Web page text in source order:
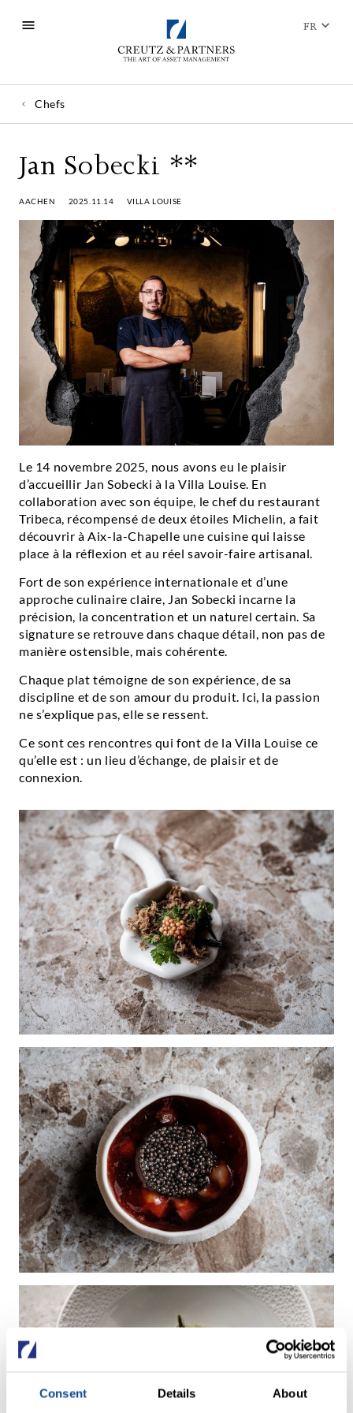
Consent Details About
FR
Chefs
Jan Sobecki **
AACHEN 2025.11.14 VILLA LOUISE
Le 14 novembre 2025, nous avons eu le plaisir
d’accueillir Jan Sobecki à la Villa Louise. En
collaboration avec son équipe, le chef du restaurant
Tribeca, récompensé de deux étoiles Michelin, a fait
découvrir à Aix-la-Chapelle une cuisine qui laisse
place à la réflexion et au réel savoir-faire artisanal.
Fort de son expérience internationale et d’une
approche culinaire claire, Jan Sobecki incarne la
précision, la concentration et un naturel certain. Sa
signature se retrouve dans chaque détail, non pas de
manière ostensible, mais cohérente.
Chaque plat témoigne de son expérience, de sa
discipline et de son amour du produit. Ici, la passion
ne s’explique pas, elle se ressent.
Ce sont ces rencontres qui font de la Villa Louise ce
qu’elle est : un lieu d’échange, de plaisir et de
connexion.